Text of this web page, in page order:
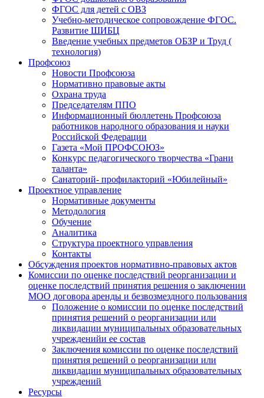
ФГОС для детей с ОВЗ
Учебно-методическое сопровождение ФГОС.
Развитие ШИБЦ
Введение учебных предметов ОБЗР и Труд (
технология)
Профсоюз
Новости Профсоюза
Нормативно правовые акты
Охрана труда
Председателям ППО
Информационный бюллетень Профсоюза
работников народного образования и науки
Российской Федерации
Газета «Мой ПРОФСОЮЗ»
Конкурс педагогического творчества «Грани
таланта»
Санаторий- профилакторий «Юбилейный»
Проектное управление
Нормативные документы
Методология
Обучение
Аналитика
Структура проектного управления
Контакты
Обсуждения проектов нормативно-правовых актов
Комиссии по оценке последствий реорганизации и
оценке последствий принятия решения о заключении
МОО договора аренды и безвозмездного пользования
Положение о комиссии по оценке последствий
принятия решений о реорганизации или
ликвидации муниципальных образовательных
учрежденийи ее состав
Заключения комиссии по оценке последствий
принятия решений о реорганизации или
ликвидации муниципальных образовательных
учреждений
Ресурсы